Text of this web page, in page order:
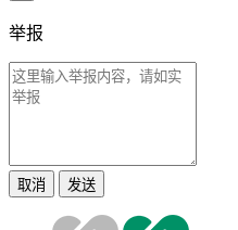
举报
取消 发送